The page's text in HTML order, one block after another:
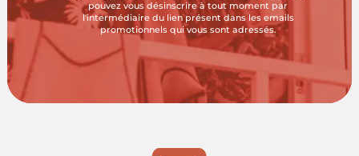
pouvez vous désinscrire à tout moment par
l'intermédiaire du lien présent dans les emails
promotionnels qui vous sont adressés.